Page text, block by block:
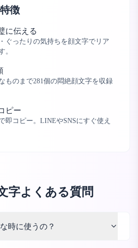
徴
に伝える
ぐったりの気持ちを顔文字でリア
。
ものまで281個の悶絶顔文字を収録
ピー
即コピー。LINEやSNSにすぐ使え
字よくある質問
時に使うの？